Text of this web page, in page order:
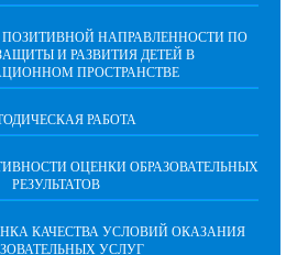
ПОЗИТИВНОЙ НАПРАВЛЕННОСТИ ПО
И РАЗВИТИЯ ДЕТЕЙ В
ПРОСТРАНСТВЕ
РАБОТА
ОЦЕНКИ ОБРАЗОВАТЕЛЬНЫХ
РЕЗУЛЬТАТОВ
КАЧЕСТВА УСЛОВИЙ ОКАЗАНИЯ
УСЛУГ